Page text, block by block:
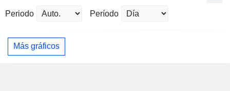
Periodo Período
Más gráficos